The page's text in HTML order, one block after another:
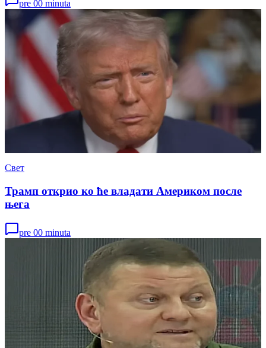
pre 00 minuta
Свет
Трамп открио ко ће владати Америком после
њега
pre 00 minuta